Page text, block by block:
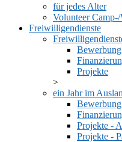
für jedes Alter
Volunteer
Freiwilligendienste
Bewerbung
Projekte
ein Jahr im
Bewerbung
Projekte -
Projekte -